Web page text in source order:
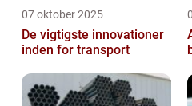
07 oktober 2025
De vigtigste innovationer
inden for transport